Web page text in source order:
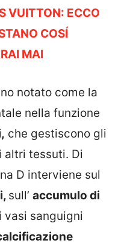
VUITTON: ECCO
COSÍ
MAI
notato come la
nella funzione
che gestiscono gli
altri tessuti. Di
D interviene sul
sull’ accumulo di
vasi sanguigni